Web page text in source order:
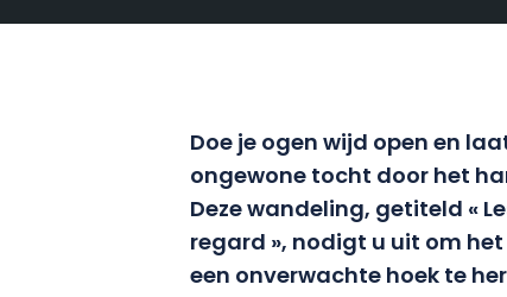
Doe je ogen wijd open en
ongewone tocht door het
Deze wandeling, getiteld «
regard », nodigt u uit om
een onverwachte hoek te